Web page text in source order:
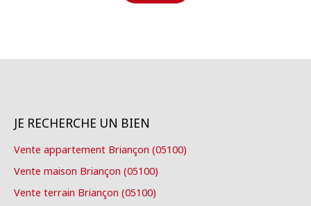
JE RECHERCHE UN BIEN
Vente appartement Briançon (05100)
Vente maison Briançon (05100)
Vente terrain Briançon (05100)